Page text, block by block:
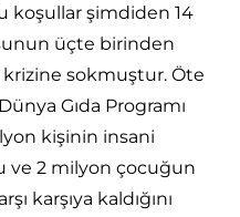
koşullar şimdiden 14
üçte birinden
krizine sokmuştur. Öte
Gıda Programı
kişinin insani
ve 2 milyon çocuğun
karşıya kaldığını